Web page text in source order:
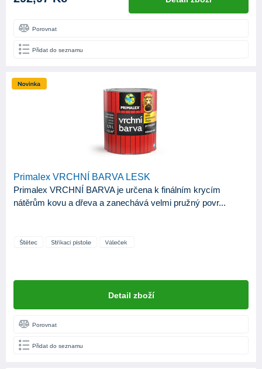
Porovnat
Přidat do seznamu
Primalex VRCHNÍ BARVA LESK
Primalex VRCHNÍ BARVA je určena k finálním krycím
nátěrům kovu a dřeva a zanechává velmi pružný povr...
Detail zboží
Porovnat
Přidat do seznamu